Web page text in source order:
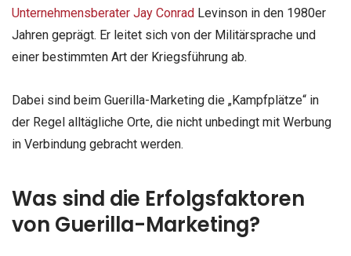
Unternehmensberater Jay Conrad Levinson in den 1980er
Jahren geprägt. Er leitet sich von der Militärsprache und
einer bestimmten Art der Kriegsführung ab.
Dabei sind beim Guerilla-Marketing die „Kampfplätze“ in
der Regel alltägliche Orte, die nicht unbedingt mit Werbung
in Verbindung gebracht werden.
Was sind die Erfolgsfaktoren
von Guerilla-Marketing?